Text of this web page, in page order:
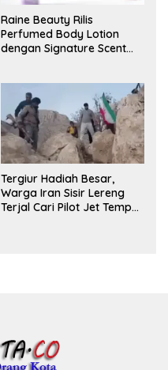
Raine Beauty Rilis
Perfumed Body Lotion
dengan Signature Scent
Tergiur Hadiah Besar,
Warga Iran Sisir Lereng
Terjal Cari Pilot Jet Tempur